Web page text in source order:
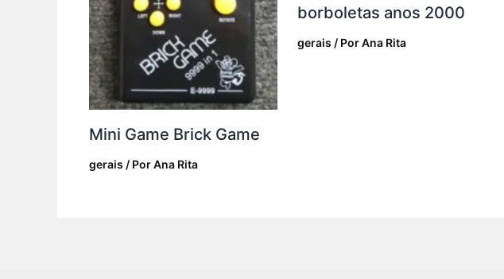
Mini Game Brick Game
gerais / PorAna Rita
borboletas anos 2000
gerais / PorAna Rita